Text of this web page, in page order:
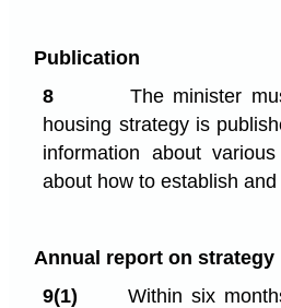
Publication
8
The minister
housing strategy is
information about
about how to establish
Annual report on strategy
9(1)
Within six